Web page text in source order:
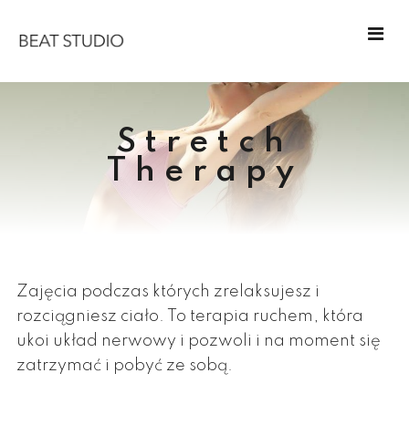
Stretch
Therapy
Zajęcia podczas których zrelaksujesz i
rozciągniesz ciało. To terapia ruchem, która
ukoi układ nerwowy i pozwoli i na moment się
zatrzymać i pobyć ze sobą.